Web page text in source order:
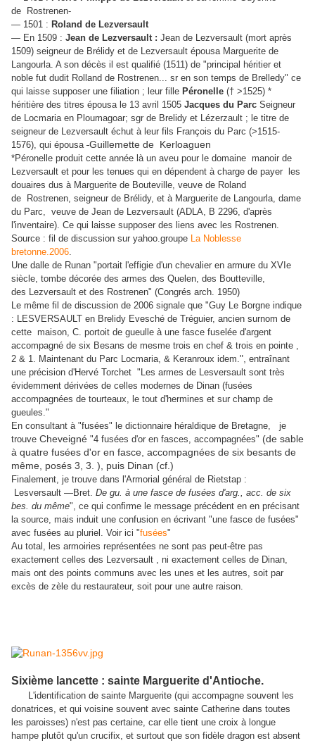
de Rostrenen-
— 1501 : Roland de Lezversault
— En 1509 : Jean de Lezversault : Jean de Lezversault (mort après
1509) seigneur de Brélidy et de Lezversault épousa Marguerite de
Langourla. A son décès il est qualifié (1511) de "principal héritier et
noble fut dudit Rolland de Rostrenen... sr en son temps de Brelledy" ce
qui laisse supposer une filiation ; leur fille Péronelle († >1525) *
héritière des titres épousa le 13 avril 1505 Jacques du Parc Seigneur
de Locmaria en Ploumagoar; sgr de Brelidy et Lézerzault ; le titre de
seigneur de Lezversault échut à leur fils François du Parc (>1515-
1576), qui épousa Guillemette de Kerloaguen
*Péronelle produit cette année là un aveu pour le domaine manoir de
Lezversault et pour les tenues qui en dépendent à charge de payer les
douaires dus à Marguerite de Bouteville, veuve de Roland
de Rostrenen, seigneur de Brélidy, et à Marguerite de Langourla, dame
du Parc, veuve de Jean de Lezversault (ADLA, B 2296, d'après
l'inventaire). Ce qui laisse supposer des liens avec les Rostrenen.
Source : fil de discussion sur yahoo.groupe La Noblesse
bretonne.2006.
Une dalle de Runan "portait l'effigie d'un chevalier en armure du XVIe
siècle, tombe décorée des armes des Quelen, des Boutteville,
des Lezversault et des Rostrenen" (Congrés arch. 1950)
Le même fil de discussion de 2006 signale que "Guy Le Borgne indique
: LESVERSAULT en Brelidy Evesché de Tréguier, ancien surnom de
cette maison, C. portoit de gueulle à une fasce fuselée d'argent
accompagné de six Besans de mesme trois en chef & trois en pointe ,
2 & 1. Maintenant du Parc Locmaria, & Keranroux idem.", entraînant
une précision d'Hervé Torchet "Les armes de Lesversault sont très
évidemment dérivées de celles modernes de Dinan (fusées
accompagnées de tourteaux, le tout d'hermines et sur champ de
gueules."
En consultant à "fusées" le dictionnaire héraldique de Bretagne, je
trouve Cheveigné "4 fusées d'or en fasces, accompagnées" (de sable
à quatre fusées d'or en fasce, accompagnées de six besants de
même, posés 3, 3. ), puis Dinan (cf.)
Finalement, je trouve dans l'Armorial général de Rietstap :
Lesversault —Bret. De gu. à une fasce de fusées d'arg., acc. de six
bes. du même", ce qui confirme le message précédent en en précisant
la source, mais induit une confusion en écrivant "une fasce de fusées"
avec fusées au pluriel. Voir ici "fusées"
Au total, les armoiries représentées ne sont pas peut-être pas
exactement celles des Lezversault , ni exactement celles de Dinan,
mais ont des points communs avec les unes et les autres, soit par
excès de zèle du restaurateur, soit pour une autre raison.
Sixième lancette : sainte Marguerite d'Antioche.
L'identification de sainte Marguerite (qui accompagne souvent les
donatrices, et qui voisine souvent avec sainte Catherine dans toutes
les paroisses) n'est pas certaine, car elle tient une croix à longue
hampe plutôt qu'un crucifix, et surtout que son fidèle dragon est absent